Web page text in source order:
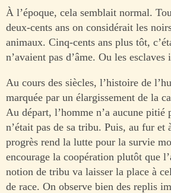
À l’époque, cela semblait normal.
deux-cents ans on considérait les
animaux. Cinq-cents ans plus tôt,
n’avaient pas d’âme. Ou les
Au cours des siècles, l’histoire de
marquée par un élargissement de la
Au départ, l’homme n’a aucune pitié
n’était pas de sa tribu. Puis, au fur et
progrès rend la lutte pour la survie
encourage la coopération plutôt que
notion de tribu va laisser la place à
de race. On observe bien des replis